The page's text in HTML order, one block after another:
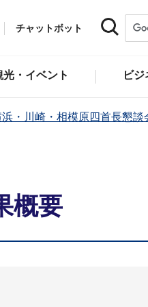
チャットボット
光・イベント ビジ
浜・川崎・相模原四首長懇談
概要